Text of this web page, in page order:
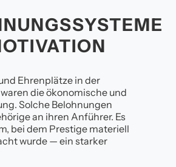
Ehrenplätze in der
die ökonomische und
Solche Belohnungen
an ihren Anführer. Es
bei dem Prestige materiell
wurde — ein starker